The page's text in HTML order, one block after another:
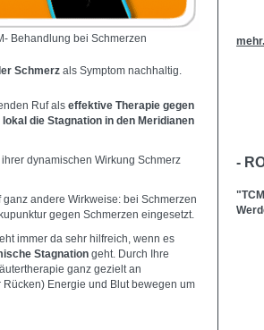
bei Schmerzen
Schmerz als Symptom nachhaltig.
Ruf als effektive Therapie gegen
lokal die Stagnation in den Meridianen
dynamischen Wirkung Schmerz
ganz andere Wirkweise: bei Schmerzen
gegen Schmerzen eingesetzt.
immer da sehr hilfreich, wenn es
Stagnation geht. Durch Ihre
ganz gezielt an
Energie und Blut bewegen um
-